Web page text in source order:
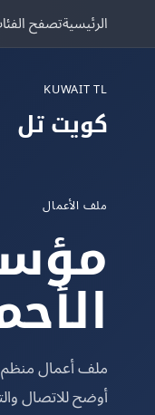
الرئيسيةتصفح
KUWAIT TL
كويت تل
ملف الأعمال
ملف أعمال منظم
أوضح للاتصال